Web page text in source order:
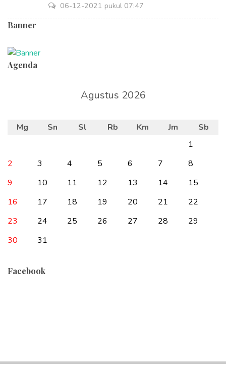
06-12-2021 pukul 07:47
Banner
Agenda
Agustus 2026
Mg Sn Sl Rb Km Jm
Sb
1
2
3 4 5 6 7
8
9
10 11 12 13 14
15
16
17 18 19 20 21
22
23
24 25 26 27 28
29
30
31
Facebook